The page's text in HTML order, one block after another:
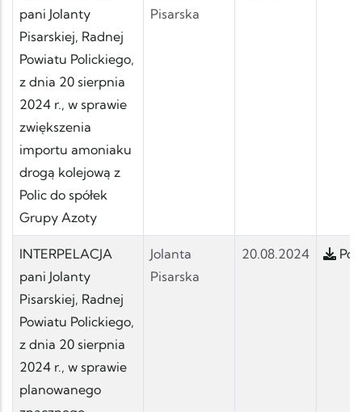
pani Jolanty
Pisarskiej, Radnej
Powiatu Polickiego,
z dnia 20 sierpnia
2024 r., w sprawie
zwiększenia
importu amoniaku
drogą kolejową z
Polic do spółek
Grupy Azoty
Pisarska
INTERPELACJA
pani Jolanty
Pisarskiej, Radnej
Powiatu Polickiego,
z dnia 20 sierpnia
2024 r., w sprawie
planowanego
Jolanta
Pisarska
20.08.2024